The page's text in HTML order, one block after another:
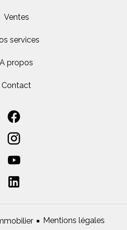
Ventes
services
A propos
Contact
Mentions légales